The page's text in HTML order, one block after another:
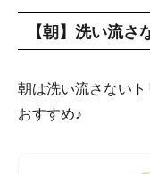
【朝】洗い流さ
朝は洗い流さない
おすすめ♪